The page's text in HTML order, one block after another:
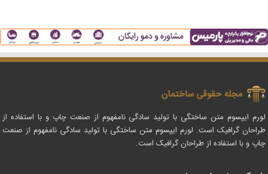
لورم ایپسوم متن ساختگی با تولید سادگی نامفهوم از صنعت چاپ و با استفاده از
طراحان گرافیک است. لورم ایپسوم متن ساختگی با تولید سادگی نامفهوم از صنعت
چاپ و با استفاده از طراحان گرافیک است.